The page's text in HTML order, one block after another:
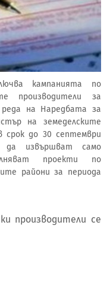
кампанията по
производители за
реда на Наредбата за
на земеделските
срок до 30 септември
да извършват само
проекти по
райони за периода
производители се